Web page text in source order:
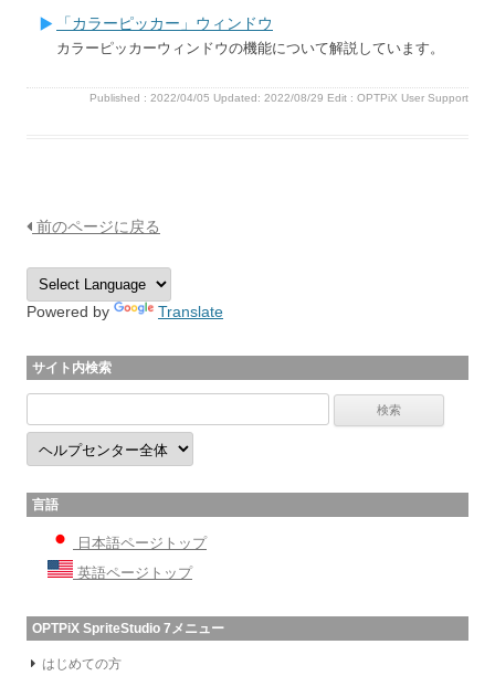
「カラーピッカー」ウィンドウ
カラーピッカーウィンドウの機能について解説しています。
Published : 2022/04/05 Updated: 2022/08/29 Edit : OPTPiX User Support
前のページに戻る
Powered by Translate
サイト内検索
言語
日本語ページトップ
英語ページトップ
OPTPiX SpriteStudio 7メニュー
はじめての方